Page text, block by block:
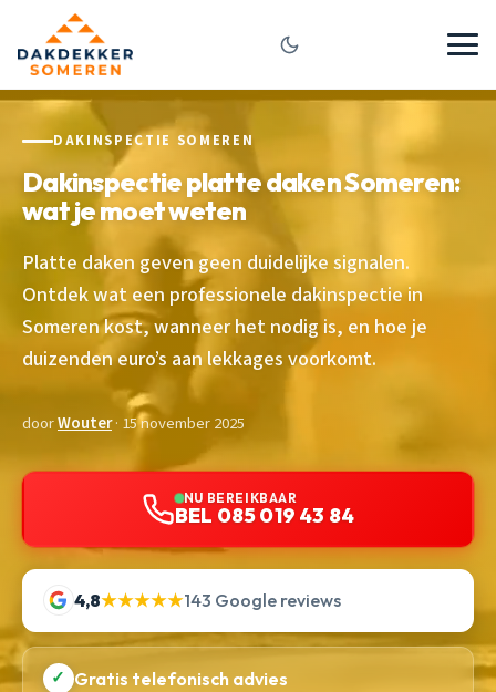
DAKINSPECTIE SOMEREN
Dakinspectie platte daken Someren:
wat je moet weten
Platte daken geven geen duidelijke signalen.
Ontdek wat een professionele dakinspectie in
Someren kost, wanneer het nodig is, en hoe je
duizenden euro’s aan lekkages voorkomt.
doorWouter· 15 november 2025
NU BEREIKBAAR
BEL 085 019 43 84
4,8★★★★★143 Google reviews
✓ Gratis telefonisch advies